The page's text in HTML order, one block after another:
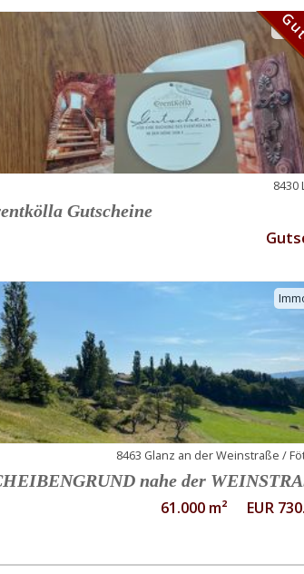
8430
Gutscheine
8463 Glanz an der Weinstraße /
nahe der
61.000 m² EUR